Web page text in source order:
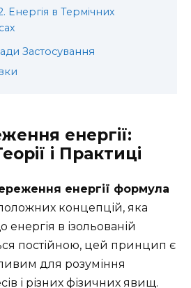
Енергія в Термічних
Застосування
енергії:
і Практиці
енергії формула
концепцій, яка
в ізольованій
постійною, цей принцип є
для розуміння
і різних фізичних явищ.